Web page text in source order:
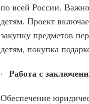
по всей России.
детям. Проект
закупку предметов
детям, покупка
· Работа с
Обеспечение